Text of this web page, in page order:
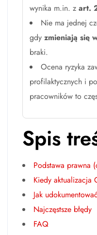
wynika m.in. z art.
Nie ma jednej
gdy zmieniają się
braki.
Ocena ryzyka
profilaktycznych i
pracowników to
Spis
Podstawa prawna
Kiedy aktualizacja
Jak
Najczęstsze błędy
FAQ